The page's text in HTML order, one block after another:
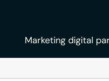
Marketing digital